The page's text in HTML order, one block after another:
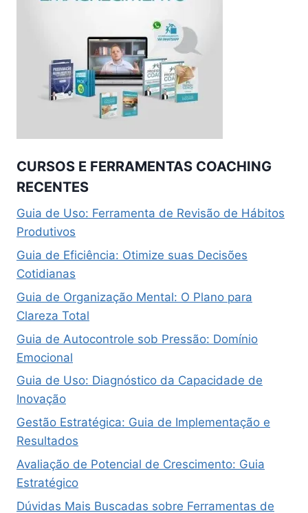
CURSOS E FERRAMENTAS COACHING
RECENTES
Guia de Uso: Ferramenta de Revisão de Hábitos
Produtivos
Guia de Eficiência: Otimize suas Decisões
Cotidianas
Guia de Organização Mental: O Plano para
Clareza Total
Guia de Autocontrole sob Pressão: Domínio
Emocional
Guia de Uso: Diagnóstico da Capacidade de
Inovação
Gestão Estratégica: Guia de Implementação e
Resultados
Avaliação de Potencial de Crescimento: Guia
Estratégico
Dúvidas Mais Buscadas sobre Ferramentas de